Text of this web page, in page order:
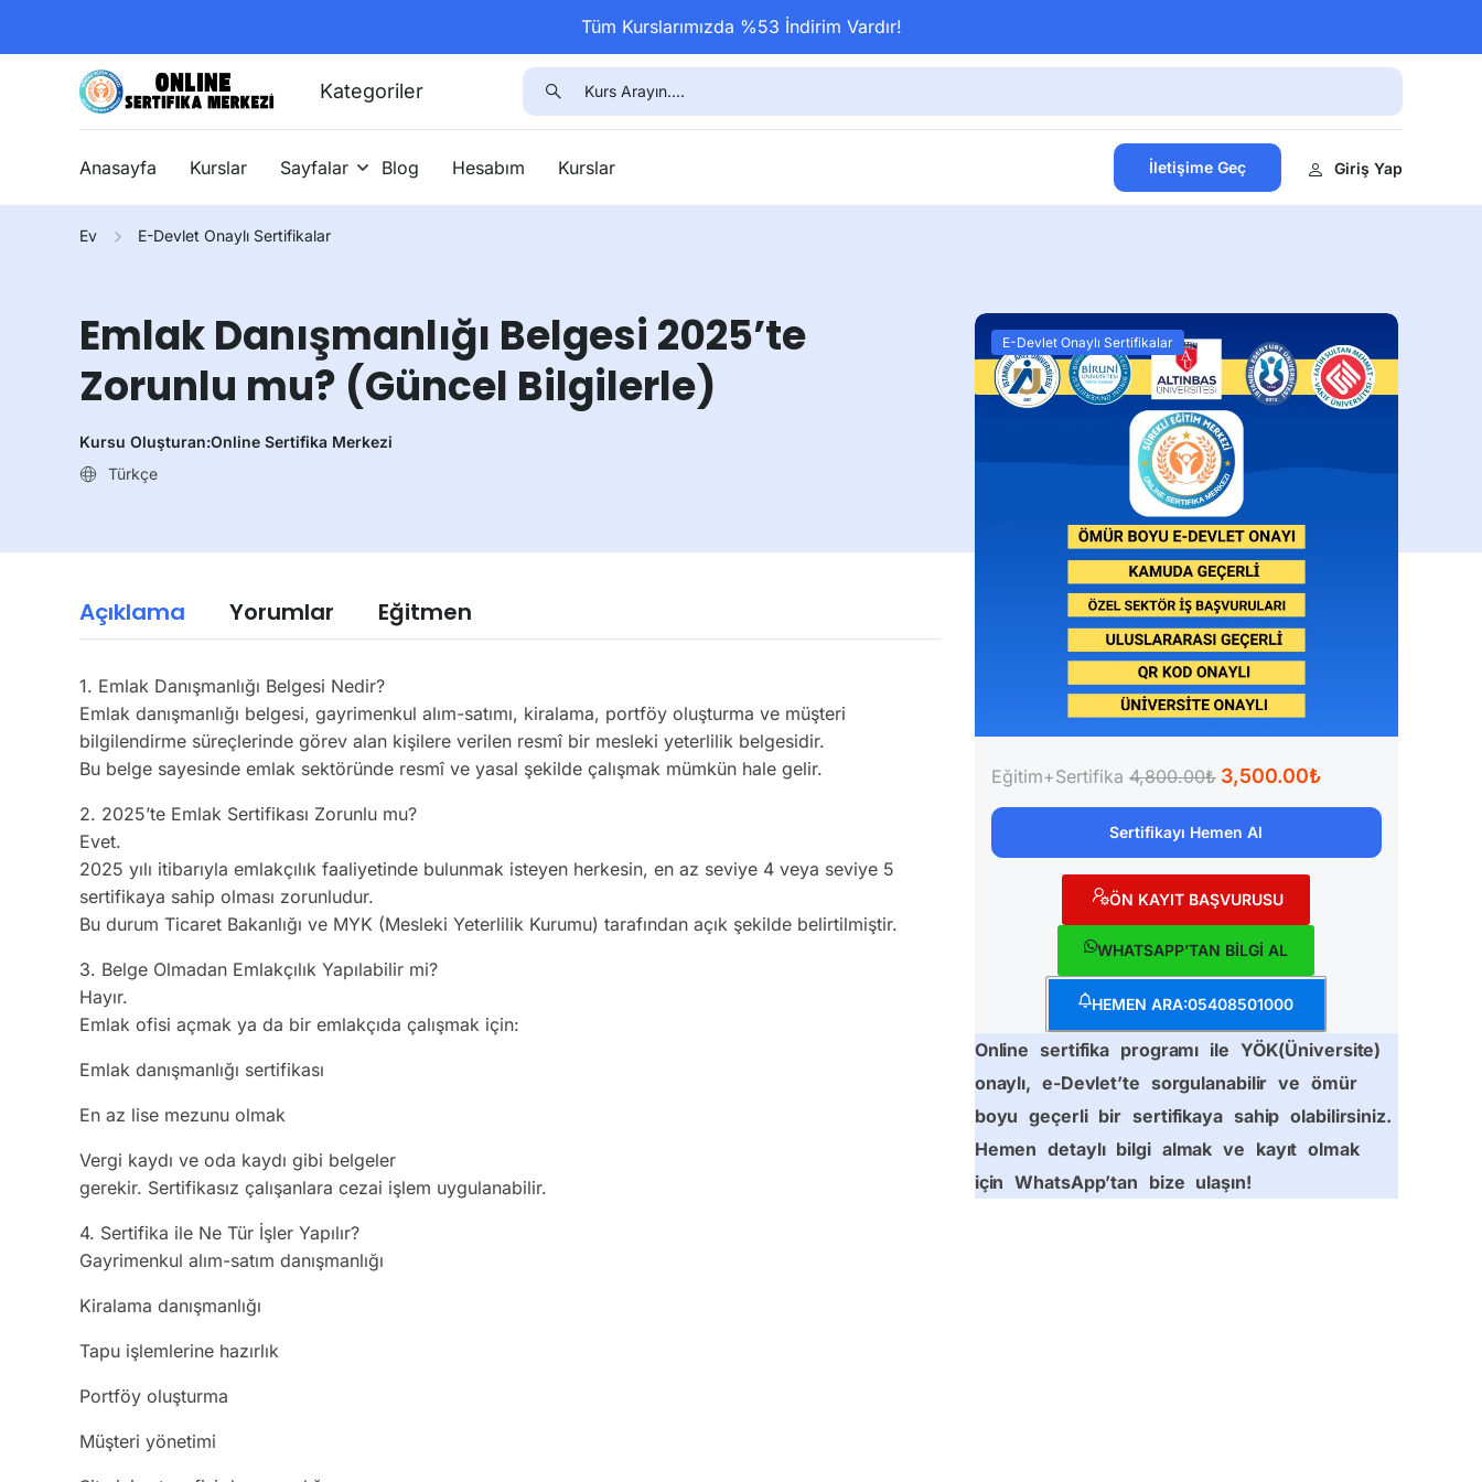
Tüm Kurslarımızda %53 İndirim Vardır!
Kategoriler
Anasayfa Kurslar Sayfalar Blog Hesabım Kurslar İletişime Geç Giriş Yap
Ev E-Devlet Onaylı Sertifikalar
Emlak Danışmanlığı Belgesi 2025’te
Zorunlu mu? (Güncel Bilgilerle)
Kursu Oluşturan:Online Sertifika Merkezi
Türkçe
Açıklama Yorumlar Eğitmen
1. Emlak Danışmanlığı Belgesi Nedir?
Emlak danışmanlığı belgesi, gayrimenkul alım-satımı, kiralama, portföy oluşturma ve müşteri
bilgilendirme süreçlerinde görev alan kişilere verilen resmî bir mesleki yeterlilik belgesidir.
Bu belge sayesinde emlak sektöründe resmî ve yasal şekilde çalışmak mümkün hale gelir.
2. 2025’te Emlak Sertifikası Zorunlu mu?
Evet.
2025 yılı itibarıyla emlakçılık faaliyetinde bulunmak isteyen herkesin, en az seviye 4 veya seviye 5
sertifikaya sahip olması zorunludur.
Bu durum Ticaret Bakanlığı ve MYK (Mesleki Yeterlilik Kurumu) tarafından açık şekilde belirtilmiştir.
3. Belge Olmadan Emlakçılık Yapılabilir mi?
Hayır.
Emlak ofisi açmak ya da bir emlakçıda çalışmak için:
Emlak danışmanlığı sertifikası
En az lise mezunu olmak
Vergi kaydı ve oda kaydı gibi belgeler
gerekir. Sertifikasız çalışanlara cezai işlem uygulanabilir.
4. Sertifika ile Ne Tür İşler Yapılır?
Gayrimenkul alım-satım danışmanlığı
Kiralama danışmanlığı
Tapu işlemlerine hazırlık
Portföy oluşturma
Müşteri yönetimi
E-Devlet Onaylı Sertifikalar
Eğitim+Sertifika 4,800.00₺ 3,500.00₺
Sertifikayı Hemen Al
ÖN KAYIT BAŞVURUSU
WHATSAPP’TAN BİLGİ AL
HEMEN ARA:05408501000
Online sertifika programı ile YÖK(Üniversite)
onaylı, e-Devlet’te sorgulanabilir ve ömür
boyu geçerli bir sertifikaya sahip olabilirsiniz.
Hemen detaylı bilgi almak ve kayıt olmak
için WhatsApp’tan bize ulaşın!